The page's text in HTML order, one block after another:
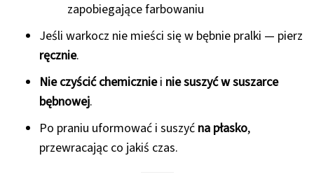
zapobiegające farbowaniu
Jeśli warkocz nie mieści się w bębnie pralki — pierz
ręcznie.
Nie czyścić chemiczniei nie suszyć w suszarce
bębnowej.
Po praniu uformować i suszyć na płasko,
przewracając co jakiś czas.